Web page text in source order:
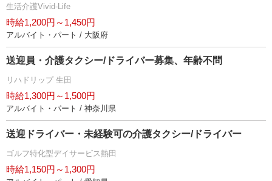
生活介護Vivid-Life
時給1,200円～1,450円
アルバイト・パート / 大阪府
送迎員・介護タクシー/ドライバー募集、年齢不問
リハドリップ 生田
時給1,300円～1,500円
アルバイト・パート / 神奈川県
送迎ドライバー・未経験可の介護タクシー/ドライバー
ゴルフ特化型デイサービス熱田
時給1,150円～1,300円